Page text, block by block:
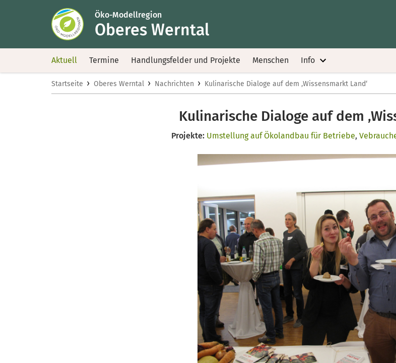
Öko-Modellregion
Oberes Werntal
Aktuell Termine Handlungsfelder und Projekte Menschen Info
Startseite › Oberes Werntal › Nachrichten › Kulinarische Dialoge auf dem ‚Wissensmarkt Land‘
Kulinarische Dialoge auf dem
Projekte: Umstellung auf Ökolandbau für Betriebe,